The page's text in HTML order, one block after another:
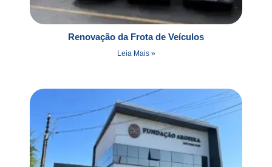
Renovação da Frota de Veículos
Leia Mais »